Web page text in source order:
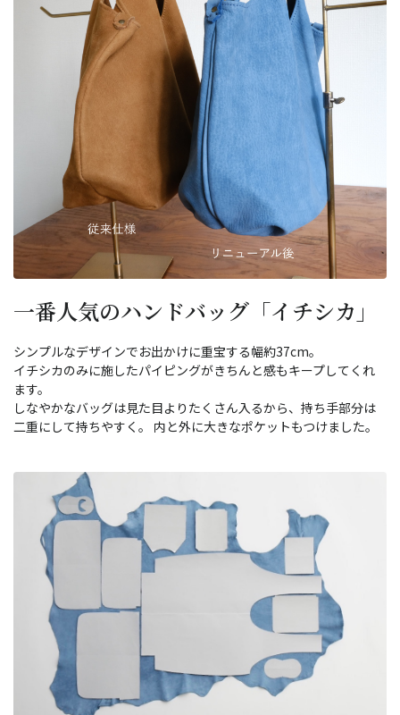
一番人気のハンドバッグ「イチシカ」
シンプルなデザインでお出かけに重宝する幅約37cm。
イチシカのみに施したパイピングがきちんと感もキープしてくれ
ます。
しなやかなバッグは見た目よりたくさん入るから、持ち手部分は
二重にして持ちやすく。 内と外に大きなポケットもつけました。